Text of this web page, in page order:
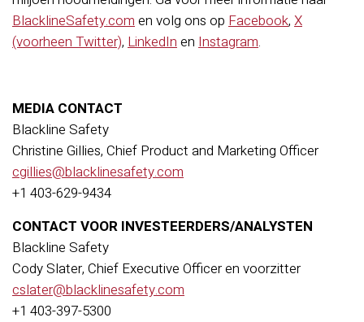
BlacklineSafety.comen volg ons op Facebook, X
(voorheen Twitter), LinkedInen Instagram.
MEDIA CONTACT
Blackline Safety
Christine Gillies, Chief Product and Marketing Officer
cgillies@blacklinesafety.com
+1 403-629-9434
CONTACT VOOR INVESTEERDERS/ANALYSTEN
Blackline Safety
Cody Slater, Chief Executive Officer en voorzitter
cslater@blacklinesafety.com
+1 403-397-5300